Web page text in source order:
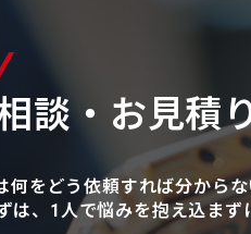
談・お見積
何をどう依頼すれば分からな
は、1人で悩みを抱え込まず